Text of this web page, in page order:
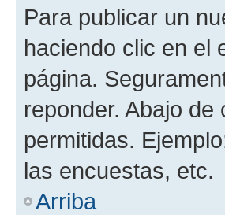
Para publicar un
haciendo clic en el
página.
reponder. Abajo
permitidas.
las encuestas, etc.
Arriba